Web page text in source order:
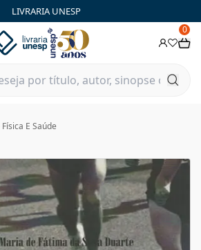
LIVRARIA UNESP
0
E Saúde